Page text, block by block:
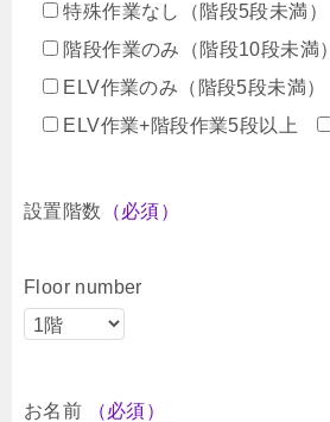
特殊作業なし（階段5段未満）
階段作業のみ（階段10段未満）
ELV作業のみ（階段5段未満）
ELV作業+階段作業5段以上
設置階数 （必須）
Floor number
お名前
（必須）